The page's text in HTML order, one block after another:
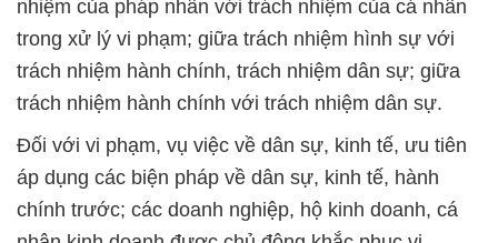
nhiệm của pháp nhân với trách nhiệm của cá nhân
trong xử lý vi phạm; giữa trách nhiệm hình sự với
trách nhiệm hành chính, trách nhiệm dân sự; giữa
trách nhiệm hành chính với trách nhiệm dân sự.
Đối với vi phạm, vụ việc về dân sự, kinh tế, ưu tiên
áp dụng các biện pháp về dân sự, kinh tế, hành
chính trước; các doanh nghiệp, hộ kinh doanh, cá